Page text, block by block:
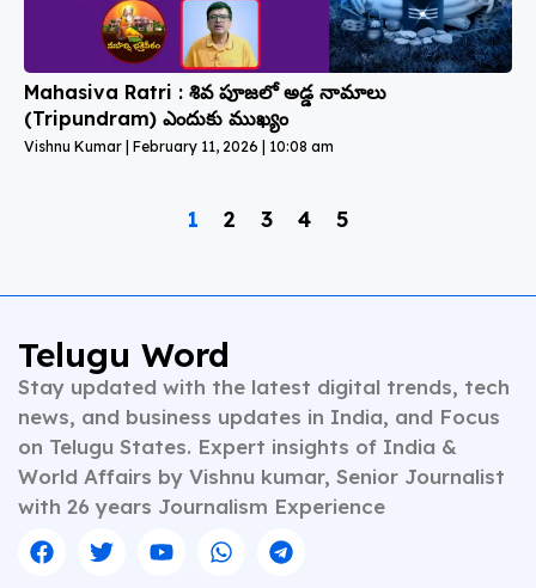
Mahasiva Ratri : శివ పూజలో అడ్డ నామాలు
(Tripundram) ఎందుకు ముఖ్యం
Vishnu Kumar February 11, 2026 10:08 am
1 2 3 4 5
Telugu Word
Stay updated with the latest digital trends, tech
news, and business updates in India, and Focus
on Telugu States. Expert insights of India &
World Affairs by Vishnu kumar, Senior Journalist
with 26 years Journalism Experience